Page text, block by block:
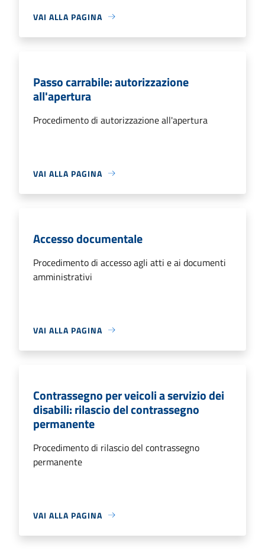
VAI ALLA PAGINA
Passo carrabile: autorizzazione
all'apertura
Procedimento di autorizzazione all'apertura
VAI ALLA PAGINA
Accesso documentale
Procedimento di accesso agli atti e ai documenti
amministrativi
VAI ALLA PAGINA
Contrassegno per veicoli a servizio dei
disabili: rilascio del contrassegno
permanente
Procedimento di rilascio del contrassegno
permanente
VAI ALLA PAGINA